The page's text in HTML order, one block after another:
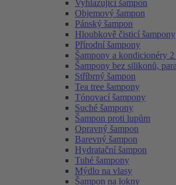
Vyhlazující šampon
Objemový šampon
Pánský šampon
Hloubkově čisticí šampony
Přírodní šampony
Šampony a kondicionéry 2
Šampony bez silikonů,
Stříbrný šampon
Tea tree šampony
Tónovací šampony
Suché šampony
Šampon proti lupům
Opravný šampon
Barevný šampon
Hydratační šampon
Tuhé šampony
Mýdlo na vlasy
Šampon na lokny